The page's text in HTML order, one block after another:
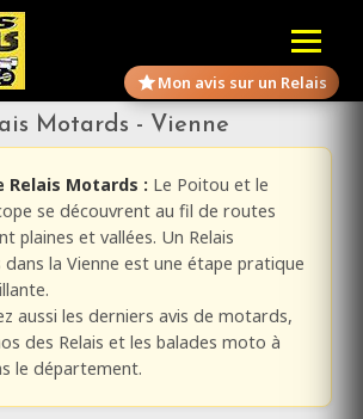
Mon avis sur un Relais
Motards - Vienne
Relais Motards : Le Poitou et le
se découvrent au fil de routes
plaines et vallées. Un Relais
la Vienne est une étape pratique
aussi les derniers avis de motards,
des Relais et les balades moto à
le département.